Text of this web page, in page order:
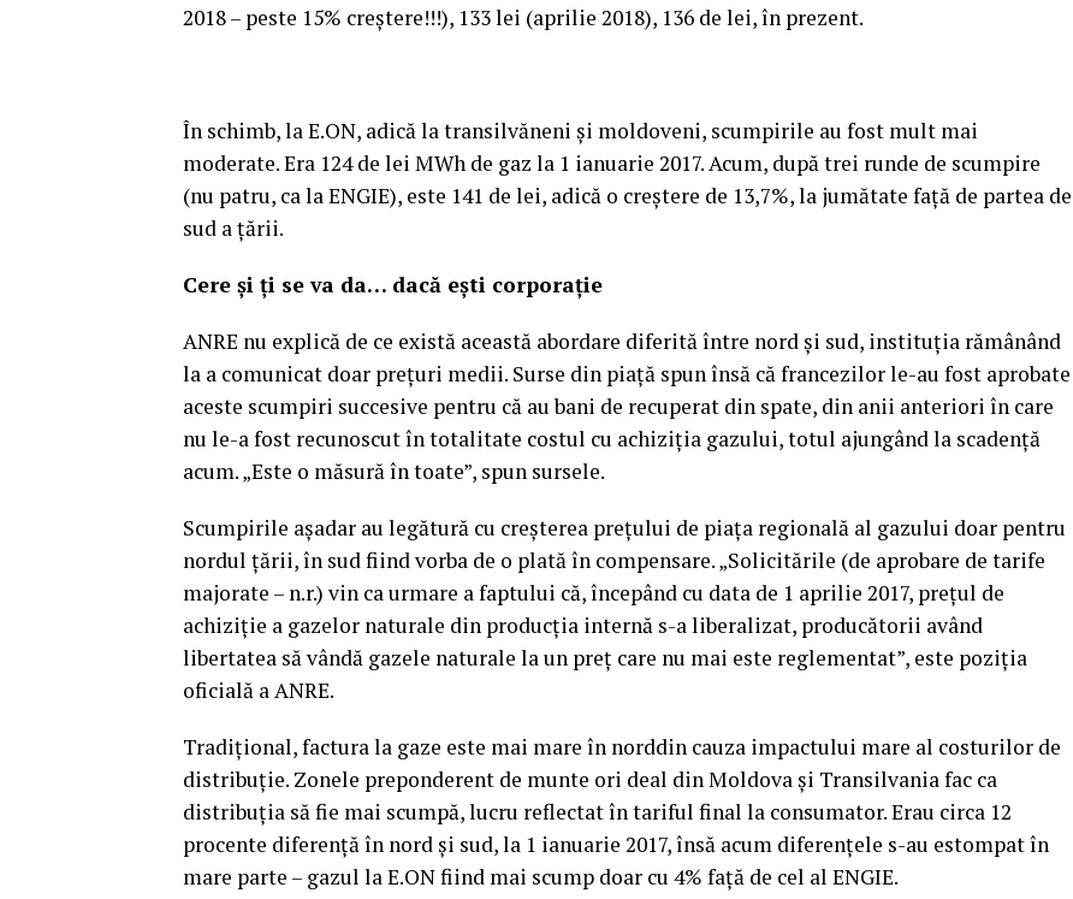
2018 – peste 15% creştere!!!), 133 lei (aprilie 2018), 136 de lei, în prezent.
În schimb, la E.ON, adică la transilvăneni şi moldoveni, scumpirile au fost mult mai
moderate. Era 124 de lei MWh de gaz la 1 ianuarie 2017. Acum, după trei runde de scumpire
(nu patru, ca la ENGIE), este 141 de lei, adică o creştere de 13,7%, la jumătate faţă de partea de
sud a ţării.
Cere şi ţi se va da… dacă eşti corporaţie
ANRE nu explică de ce există această abordare diferită între nord şi sud, instituţia rămânând
la a comunicat doar preţuri medii. Surse din piaţă spun însă că francezilor le-au fost aprobate
aceste scumpiri succesive pentru că au bani de recuperat din spate, din anii anteriori în care
nu le-a fost recunoscut în totalitate costul cu achiziţia gazului, totul ajungând la scadenţă
acum. „Este o măsură în toate”, spun sursele.
Scumpirile aşadar au legătură cu creşterea preţului de piaţa regională al gazului doar pentru
nordul ţării, în sud fiind vorba de o plată în compensare. „Solicitările (de aprobare de tarife
majorate – n.r.) vin ca urmare a faptului că, începând cu data de 1 aprilie 2017, preţul de
achiziţie a gazelor naturale din producţia internă s-a liberalizat, producătorii având
libertatea să vândă gazele naturale la un preţ care nu mai este reglementat”, este poziţia
oficială a ANRE.
Tradiţional, factura la gaze este mai mare în norddin cauza impactului mare al costurilor de
distribuţie. Zonele preponderent de munte ori deal din Moldova şi Transilvania fac ca
distribuţia să fie mai scumpă, lucru reflectat în tariful final la consumator. Erau circa 12
procente diferenţă în nord şi sud, la 1 ianuarie 2017, însă acum diferenţele s-au estompat în
mare parte – gazul la E.ON fiind mai scump doar cu 4% faţă de cel al ENGIE.